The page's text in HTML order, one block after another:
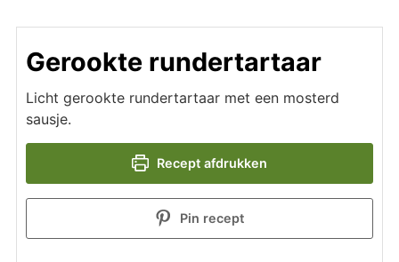
Gerookte rundertartaar
Licht gerookte rundertartaar met een mosterd
sausje.
Recept afdrukken
Pin recept